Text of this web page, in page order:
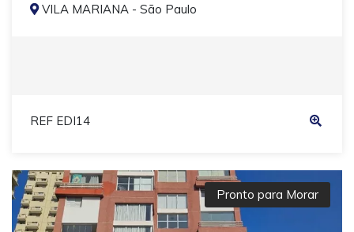
VILA MARIANA - São Paulo
REF EDI14
Pronto para Morar